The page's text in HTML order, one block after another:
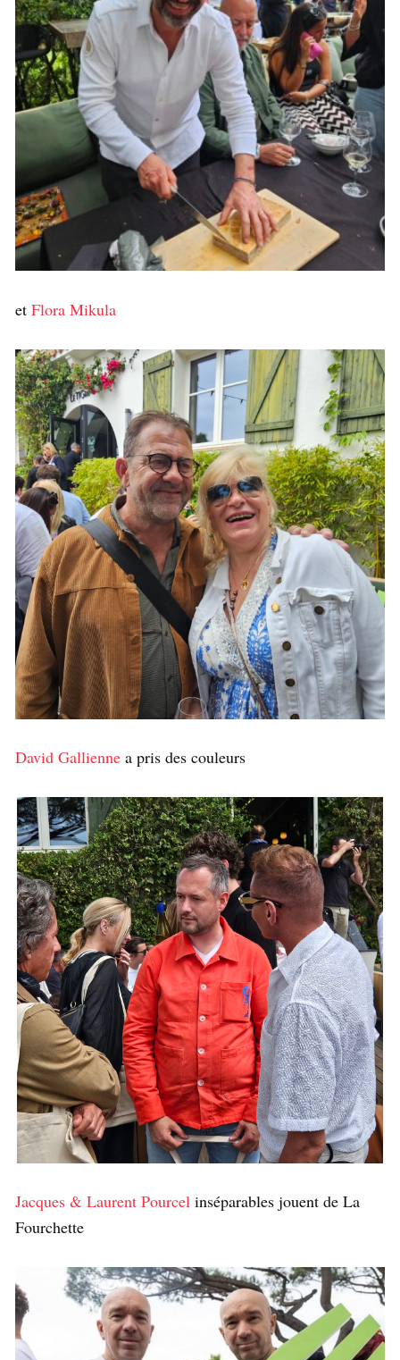
et Flora Mikula
David Gallienne a pris des couleurs
Jacques & Laurent Pourcel inséparables jouent de La
Fourchette